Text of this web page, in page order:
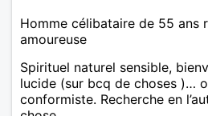
Homme célibataire de 55 ans
amoureuse
Spirituel naturel sensible,
lucide (sur bcq de choses )…
conformiste. Recherche en